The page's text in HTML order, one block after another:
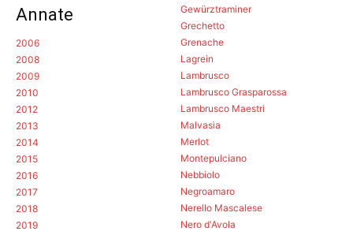
Annate
2006
2008
2009
2010
2012
2013
2014
2015
2016
2017
2018
2019
Gewürztraminer
Grechetto
Grenache
Lagrein
Lambrusco
Lambrusco Grasparossa
Lambrusco Maestri
Malvasia
Merlot
Montepulciano
Nebbiolo
Negroamaro
Nerello Mascalese
Nero d'Avola